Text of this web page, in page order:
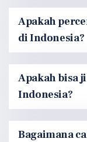
Apakah
di Indonesia?
Apakah bisa
Indonesia?
Bagaimana